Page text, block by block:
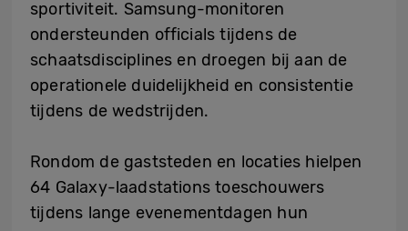
sportiviteit. Samsung-monitoren
ondersteunden officials tijdens de
schaatsdisciplines en droegen bij aan de
operationele duidelijkheid en consistentie
tijdens de wedstrijden.
Rondom de gaststeden en locaties hielpen
64 Galaxy-laadstations toeschouwers
tijdens lange evenementdagen hun